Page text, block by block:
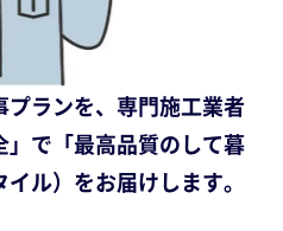
ランを、専門施工業者
で「最高品質のして暮
ル）をお届けします。